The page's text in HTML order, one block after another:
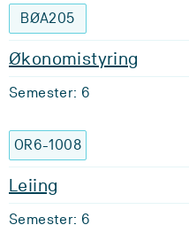
BØA205
Økonomistyring
Semester: 6
OR6-1008
Leiing
Semester: 6